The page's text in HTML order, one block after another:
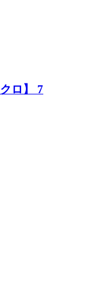
ロ】 7